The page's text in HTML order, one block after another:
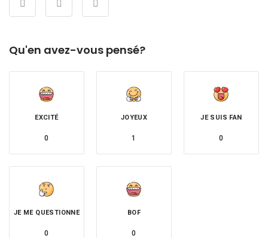
Qu'en avez-vous pensé?
EXCITÉ
0
JOYEUX
1
JE SUIS FAN
0
JE ME QUESTIONNE
0
BOF
0